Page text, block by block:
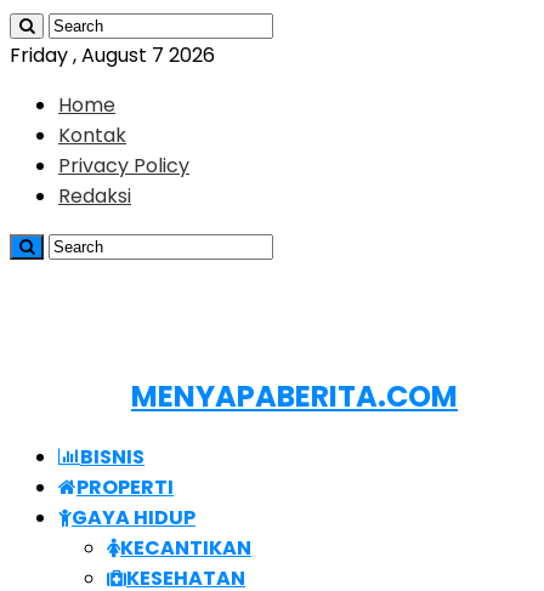
Friday , August 7 2026
Home
Kontak
Privacy Policy
Redaksi
MENYAPABERITA.COM
BISNIS
PROPERTI
GAYA HIDUP
KECANTIKAN
KESEHATAN